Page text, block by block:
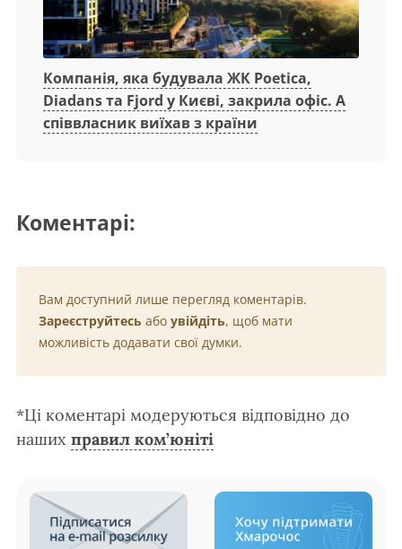
Компанія, яка будувала ЖК Poetica,
Diadans та Fjord у Києві, закрила офіс. А
співвласник виїхав з країни
Коментарі:
Вам доступний лише перегляд коментарів.
Зареєструйтесь або увійдіть, щоб мати
можливість додавати свої думки.
*Ці коментарі модеруються відповідно до
наших правил ком’юніті